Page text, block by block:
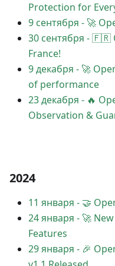
Protection for
9 сентября - 🚀
30 сентября -🇫🇷
France!
9 декабря - 🚀
of performance
23 декабря - 🔥
Observation &
2024
11 января - 🤝
24 января - 🚀
Features
29 января - 🎉